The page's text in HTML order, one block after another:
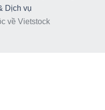
Dịch vụ
về Vietstock